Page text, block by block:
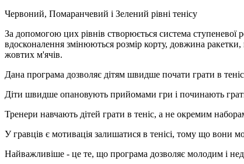
Червоний, Помаранчевий і Зелений рівні тенісу
За допомогою цих рівнів створюється система ступеневої
вдосконалення змінюються розмір корту, довжина
жовтих м'ячів.
Дана програма дозволяє дітям швидше почати грати в
Діти швидше опановують прийомами гри і починають
Тренери навчають дітей грати в теніс, а не окремим
У гравців є мотивація залишатися в тенісі, тому що вони
Найважливіше - це те, що програма дозволяє молодим і